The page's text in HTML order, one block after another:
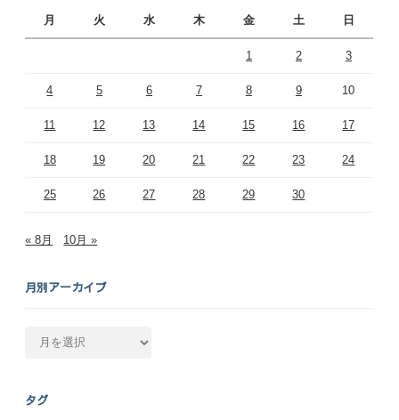
月 火 水 木 金 土 日
1 2 3
4 5 6 7 8 9 10
11 12 13 14 15 16 17
18 19 20 21 22 23 24
25 26 27 28 29 30
« 8月 10月 »
月別アーカイブ
カ
タグ